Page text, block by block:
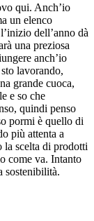
qui. Anch’io
un elenco
dell’anno dà
una preziosa
anch’io
lavorando,
grande cuoca,
e so che
quindi penso
pormi è quello di
più attenta a
la scelta di prodotti
come va. Intanto
sostenibilità.